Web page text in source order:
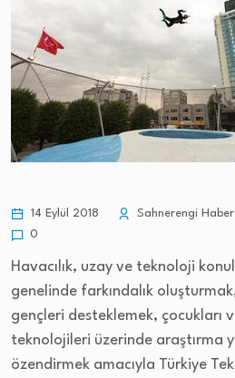
14 Eylül 2018 Sahnerengi Haber
0
Havacılık, uzay ve teknoloji
genelinde farkındalık
gençleri desteklemek, çocukları
teknolojileri üzerinde araştırma
özendirmek amacıyla Türkiye